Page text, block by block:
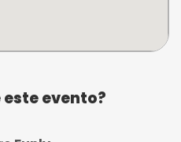
evento?